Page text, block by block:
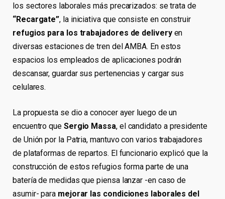
los sectores laborales más precarizados: se trata de
“Recargate”, la iniciativa que consiste en construir
refugios para los trabajadores de deliveryen
diversas estaciones de tren del AMBA. En estos
espacios los empleados de aplicaciones podrán
descansar, guardar sus pertenencias y cargar sus
celulares.
La propuesta se dio a conocer ayer luego de un
encuentro que Sergio Massa, el candidato a presidente
de Unión por la Patria, mantuvo con varios trabajadores
de plataformas de repartos. El funcionario explicó que la
construcción de estos refugios forma parte de una
batería de medidas que piensa lanzar -en caso de
asumir- para mejorar las condiciones laborales del